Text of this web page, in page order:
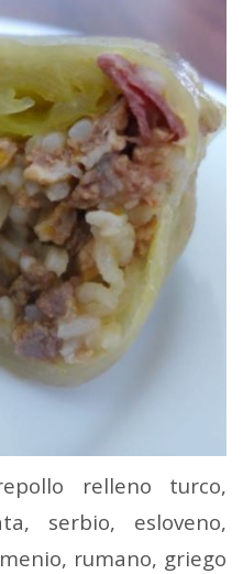
relleno turco,
serbio, esloveno,
rumano, griego